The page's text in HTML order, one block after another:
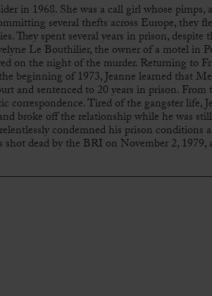
in 1968. She was a call girl whose pimps,
several thefts across Europe, they
They spent several years in prison, despite
Le Bouthilier, the owner of a motel in
on the night of the murder. Returning to
beginning of 1973, Jeanne learned that
and sentenced to 20 years in prison.
correspondence. Tired of the gangster life,
broke off the relationship while he was
condemned his prison conditions
dead by the BRI on November 2, 1979,